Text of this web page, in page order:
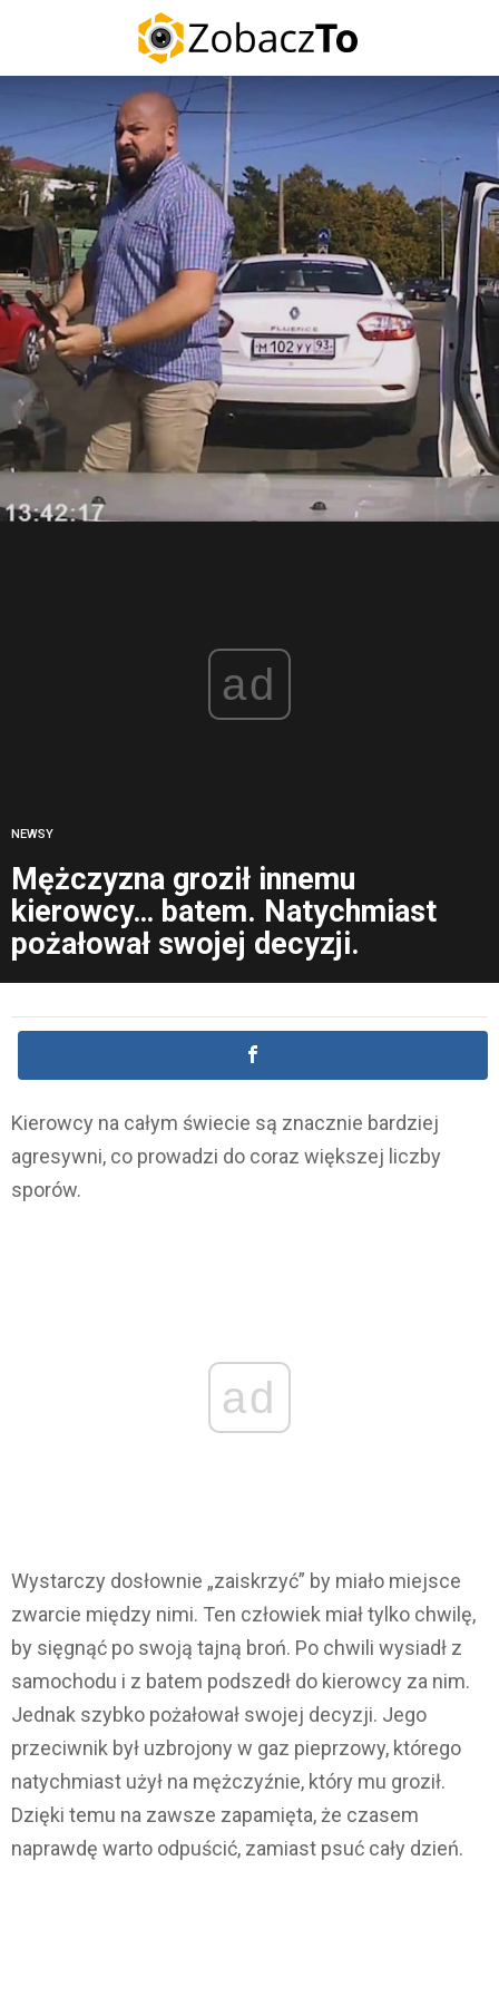
ad
NEWSY
Mężczyzna groził innemu
kierowcy… batem. Natychmiast
pożałował swojej decyzji.
Kierowcy na całym świecie są znacznie bardziej
agresywni, co prowadzi do coraz większej liczby
sporów.
ad
Wystarczy dosłownie „zaiskrzyć” by miało miejsce
zwarcie między nimi. Ten człowiek miał tylko chwilę,
by sięgnąć po swoją tajną broń. Po chwili wysiadł z
samochodu i z batem podszedł do kierowcy za nim.
Jednak szybko pożałował swojej decyzji. Jego
przeciwnik był uzbrojony w gaz pieprzowy, którego
natychmiast użył na mężczyźnie, który mu groził.
Dzięki temu na zawsze zapamięta, że ​​czasem
naprawdę warto odpuścić, zamiast psuć cały dzień.